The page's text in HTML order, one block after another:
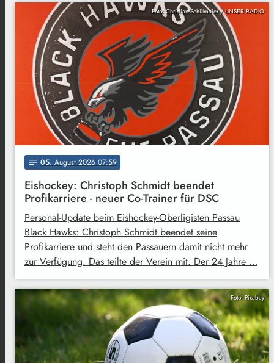
Foto: Christian Schillmaier / UNSER RADIO
notes 05. August 2026 07:59
Eishockey: Christoph Schmidt beendet
Profikarriere - neuer Co-Trainer für DSC
Personal-Update beim Eishockey-Oberligisten Passau
Black Hawks: Christoph Schmidt beendet seine
Profikarriere und steht den Passauern damit nicht mehr
zur Verfügung. Das teilte der Verein mit. Der 24 Jahre …
Foto: Pixabay